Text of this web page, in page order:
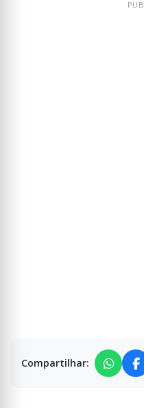
Compartilhar: